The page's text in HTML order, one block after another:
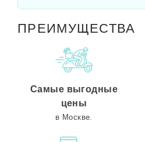
ПРЕИМУЩЕСТВА
Самые выгодные
цены
в Москве.